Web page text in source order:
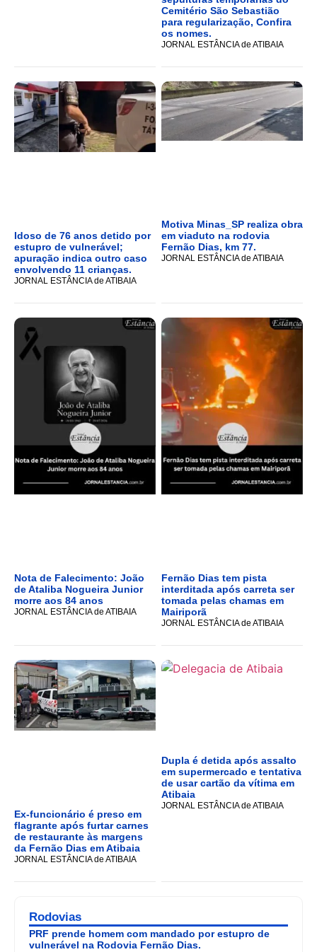
Cemitério São Sebastião
para regularização, Confira
os nomes.
JORNAL ESTÂNCIA de ATIBAIA
Idoso de 76 anos detido por
estupro de vulnerável;
apuração indica outro caso
envolvendo 11 crianças.
JORNAL ESTÂNCIA de ATIBAIA
Motiva Minas_SP realiza obra
em viaduto na rodovia
Fernão Dias, km 77.
JORNAL ESTÂNCIA de ATIBAIA
Nota de Falecimento: João
de Ataliba Nogueira Junior
morre aos 84 anos
JORNAL ESTÂNCIA de ATIBAIA
Fernão Dias tem pista
interditada após carreta ser
tomada pelas chamas em
Mairiporã
JORNAL ESTÂNCIA de ATIBAIA
Ex-funcionário é preso em
flagrante após furtar carnes
de restaurante às margens
da Fernão Dias em Atibaia
JORNAL ESTÂNCIA de ATIBAIA
Dupla é detida após assalto
em supermercado e tentativa
de usar cartão da vítima em
Atibaia
JORNAL ESTÂNCIA de ATIBAIA
Rodovias
PRF prende homem com mandado por estupro de
vulnerável na Rodovia Fernão Dias.